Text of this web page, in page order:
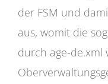
der FSM und
aus, womit die
durch age-de.xml